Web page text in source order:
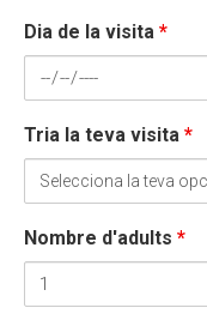
Dia de la visita *
Tria la teva visita *
Nombre d'adults *